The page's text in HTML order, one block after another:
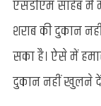
एसडीएम साहेब में
शराब की दुकान
सका है। ऐसे में
दुकान नहीं खुलने